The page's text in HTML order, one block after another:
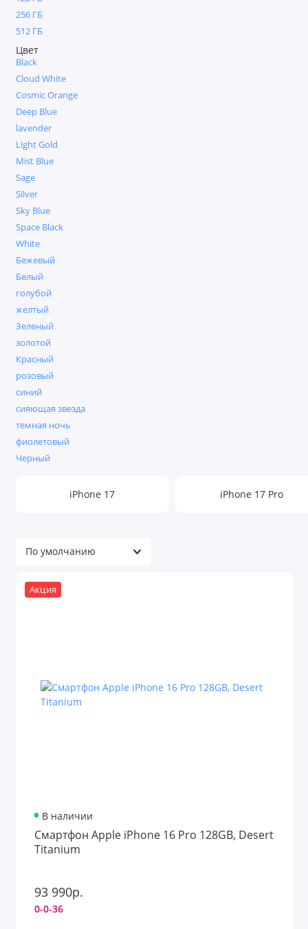
256 ГБ
512 ГБ
Цвет
Black
Cloud White
Cosmic Orange
Deep Blue
lavender
Light Gold
Mist Blue
Sage
Silver
Sky Blue
Space Black
White
Бежевый
Белый
голубой
желтый
Зеленый
золотой
Красный
розовый
синий
сияющая звезда
темная ночь
фиолетовый
Черный
iPhone 15 Plus
IPhone 15
iPhone 14
Показать все
iPhone 17 iPhone 17 Pro
Акция
В наличии
Смартфон Apple iPhone 16 Pro 128GB, Desert
Titanium
93 990р.
0-0-36